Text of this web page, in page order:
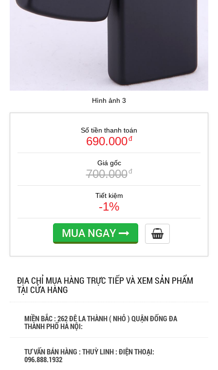
Hình ảnh 3
Số tiền thanh toán
690.000đ
Giá gốc
700.000đ
Tiết kiệm
-1%
MUA NGAY
ĐỊA CHỈ MUA HÀNG TRỰC TIẾP VÀ XEM SẢN PHẨM
TẠI CỬA HÀNG
MIỀN BẮC : 262 ĐÊ LA THÀNH ( NHỎ ) QUẬN ĐỐNG ĐA
THÀNH PHỐ HÀ NỘI:
TƯ VẤN BÁN HÀNG : THUỲ LINH : ĐIỆN THOẠI:
096.888.1932